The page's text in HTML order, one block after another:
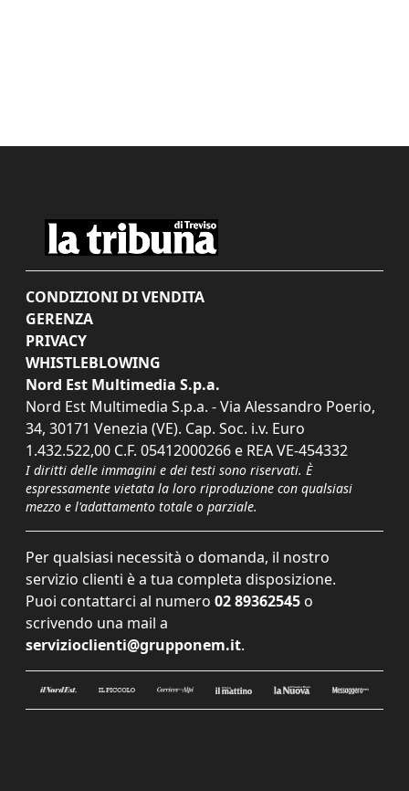
CONDIZIONI DI VENDITA
GERENZA
PRIVACY
WHISTLEBLOWING
Nord Est Multimedia S.p.a.
Nord Est Multimedia S.p.a. - Via Alessandro Poerio,
34, 30171 Venezia (VE). Cap. Soc. i.v. Euro
1.432.522,00 C.F. 05412000266 e REA VE-454332
I diritti delle immagini e dei testi sono riservati. È
espressamente vietata la loro riproduzione con qualsiasi
mezzo e l'adattamento totale o parziale.
Per qualsiasi necessità o domanda, il nostro
servizio clienti è a tua completa disposizione.
Puoi contattarci al numero 02 89362545 o
scrivendo una mail a
servizioclienti@grupponem.it.